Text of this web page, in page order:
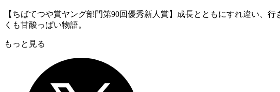
【ちばてつや賞ヤング部門第90回優秀新人賞】成長とともにすれ違い、
くも甘酸っぱい物語。
もっと見る